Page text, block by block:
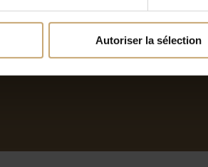
Autoriser la sélection
Congés hiver 2025